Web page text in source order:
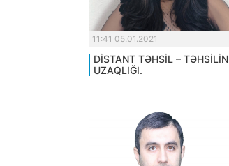
11:41 05.01.2021
DİSTANT TƏHSİL – TƏHSİLİN
UZAQLIĞI.